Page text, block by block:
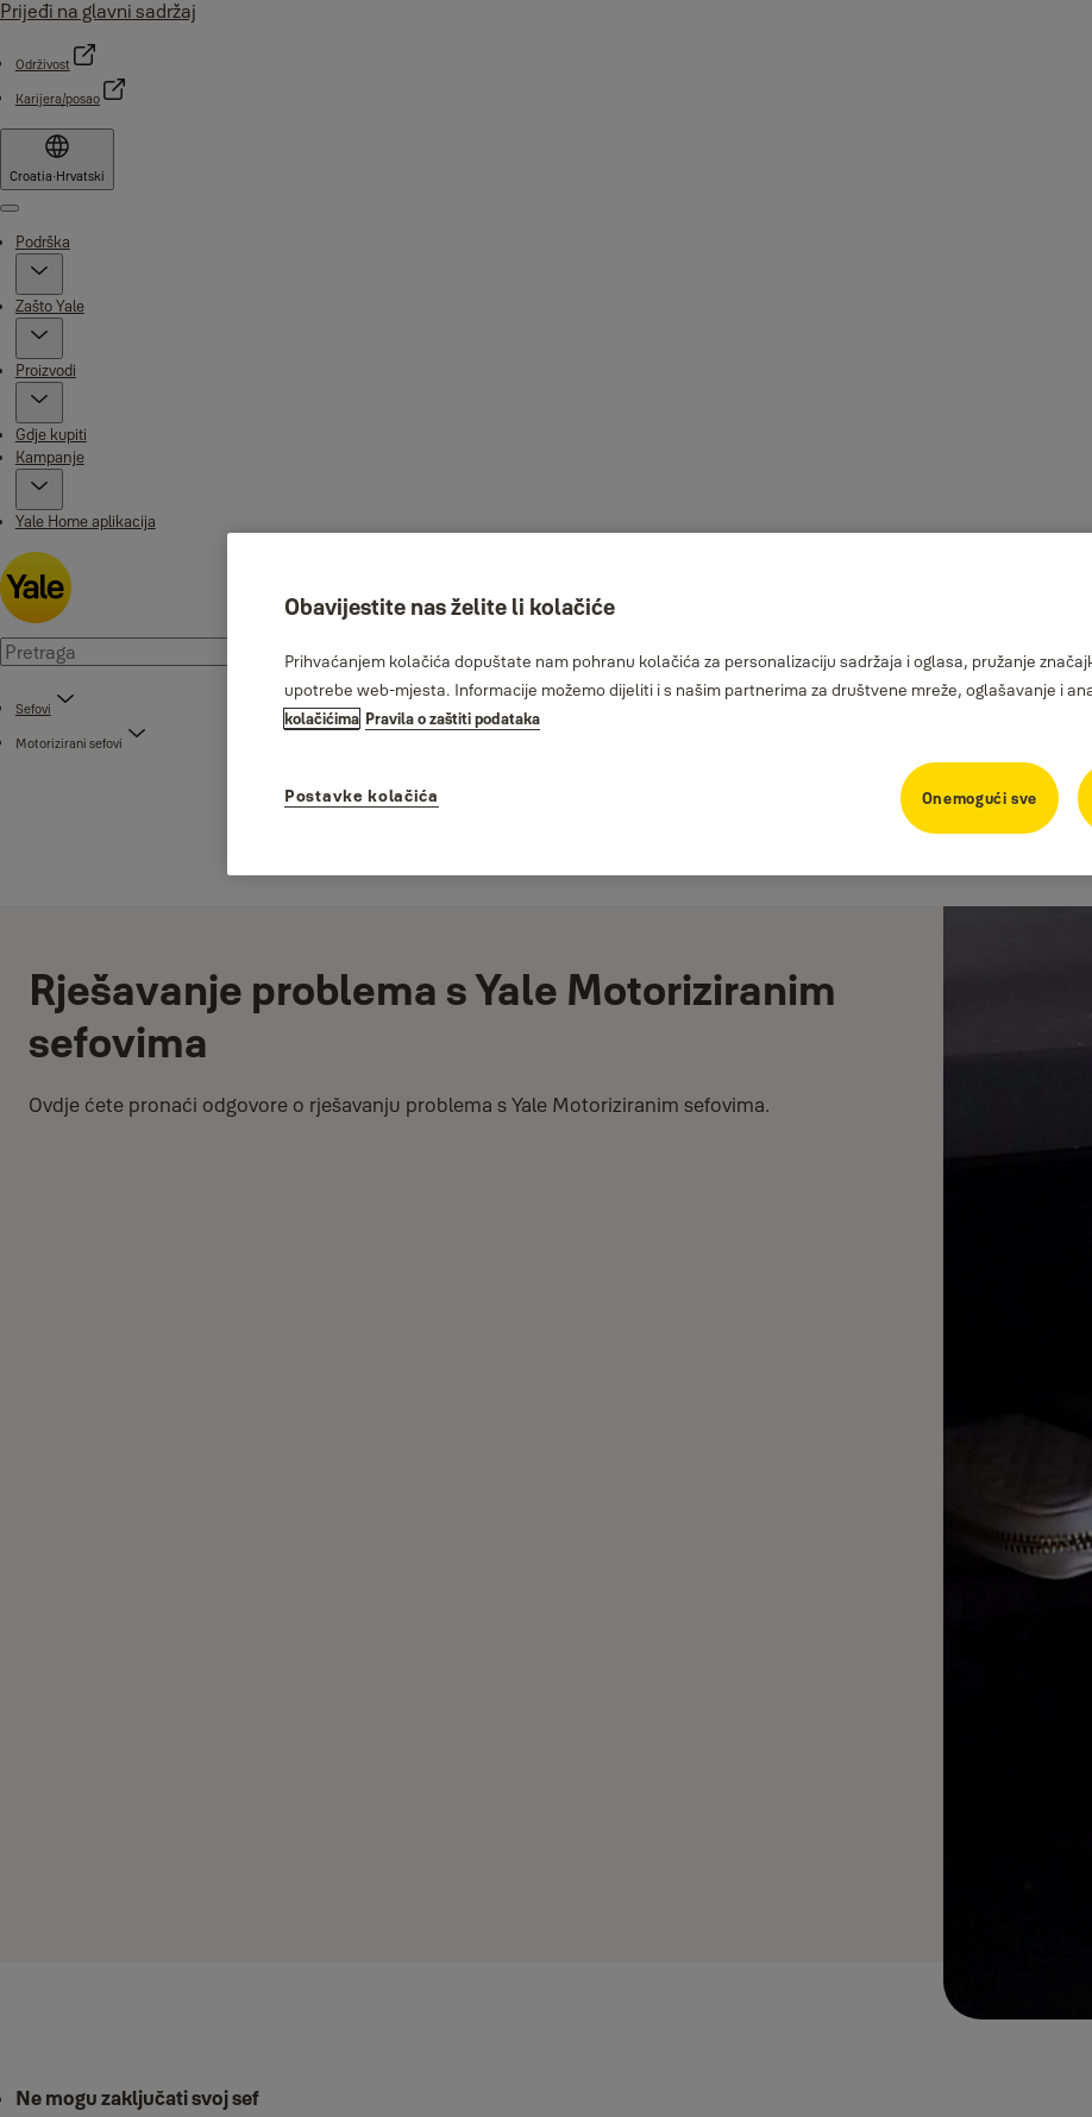
Prijeđi na glavni sadržaj
Održivost
Karijera/posao
Croatia·Hrvatski
Menu
Podrška
Zašto Yale
Proizvodi
Gdje kupiti
Kampanje
Yale Home aplikacija
Sefovi
Motorizirani sefovi
Rješavanje problema s Yale Motoriziranim
sefovima
Ovdje ćete pronaći odgovore o rješavanju problema s Yale Motoriziranim sefovima.
Ne mogu zaključati svoj sef
Obavijestite nas želite li kolačiće
Prihvaćanjem kolačića dopuštate nam pohranu kolačića za personalizaciju sadržaja i oglasa, pružanje
upotrebe web-mjesta. Informacije možemo dijeliti i s našim partnerima za društvene mreže, oglašavanje i
kolačićima Pravila o zaštiti podataka
Onemogući sve
Postavke kolačića